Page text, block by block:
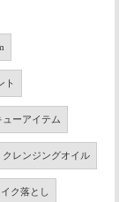
ト
ューアイテム
クレンジングオイル
イク落とし